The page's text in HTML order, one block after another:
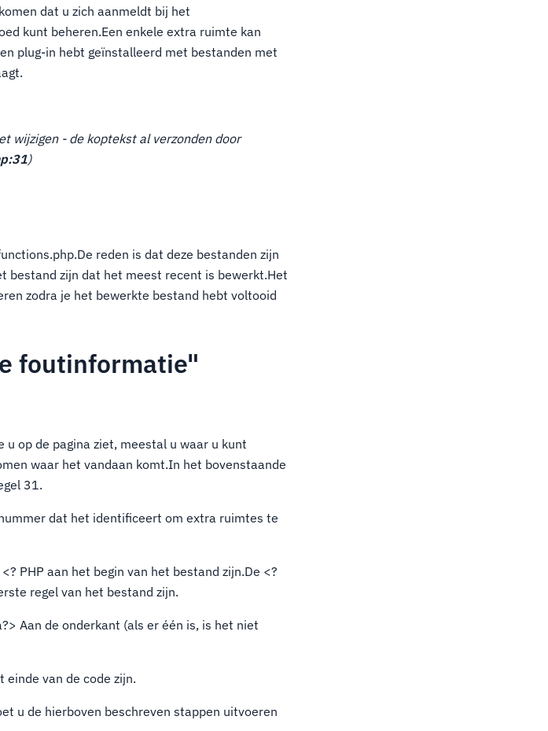
dat u zich aanmeldt bij het
kunt beheren.Een enkele extra ruimte kan
plug-in hebt geïnstalleerd met bestanden met
wijzigen - de koptekst al verzonden door
)
reden is dat deze bestanden zijn
bestand zijn dat het meest recent is bewerkt.Het
zodra je het bewerkte bestand hebt voltooid
foutinformatie"
op de pagina ziet, meestal u waar u kunt
waar het vandaan komt.In het bovenstaande
31.
dat het identificeert om extra ruimtes te
PHP aan het begin van het bestand zijn.De <?
regel van het bestand zijn.
Aan de onderkant (als er één is, is het niet
einde van de code zijn.
u de hierboven beschreven stappen uitvoeren